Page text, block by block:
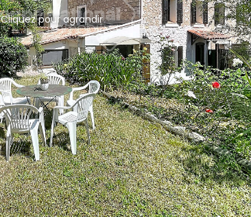
Cliquez pour agrandir